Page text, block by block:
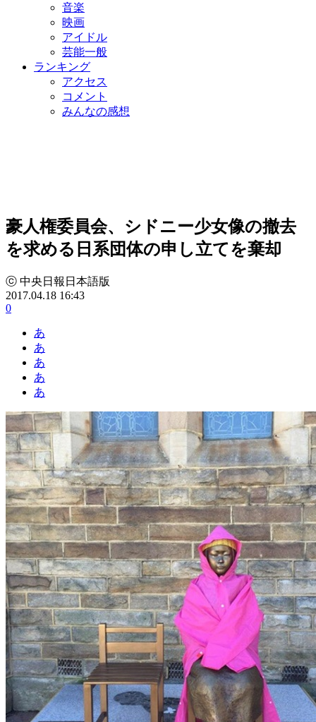
音楽
映画
アイドル
芸能一般
ランキング
アクセス
コメント
みんなの感想
豪人権委員会、シドニー少女像の撤去
を求める日系団体の申し立てを棄却
ⓒ 中央日報日本語版
2017.04.18 16:43
0
あ
あ
あ
あ
あ